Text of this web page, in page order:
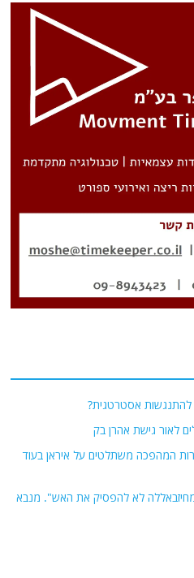
להתנגשות אסטרטגית?
לאור גישת אהרן בק
המהפכה משתלטים על איראן בעוד
מחיזבאללה לא להפסיק את האש". מנבא